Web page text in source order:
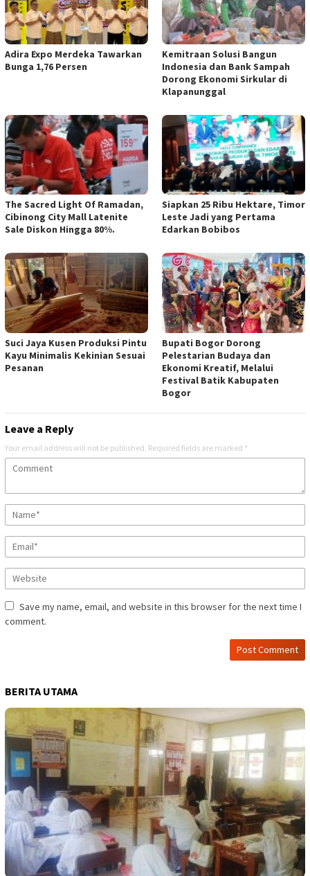
Adira Expo Merdeka Tawarkan
Bunga 1,76 Persen
Kemitraan Solusi Bangun
Indonesia dan Bank Sampah
Dorong Ekonomi Sirkular di
Klapanunggal
The Sacred Light Of Ramadan,
Cibinong City Mall Latenite
Sale Diskon Hingga 80%.
Siapkan 25 Ribu Hektare, Timor
Leste Jadi yang Pertama
Edarkan Bobibos
Suci Jaya Kusen Produksi Pintu
Kayu Minimalis Kekinian Sesuai
Pesanan
Bupati Bogor Dorong
Pelestarian Budaya dan
Ekonomi Kreatif, Melalui
Festival Batik Kabupaten
Bogor
Leave a Reply
Your email address will not be published. Required fields are marked *
Save my name, email, and website in this browser for the next time I
comment.
BERITA UTAMA